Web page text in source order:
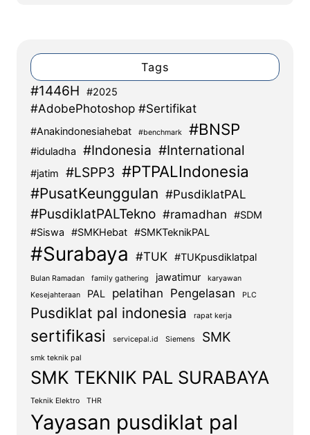
Tags
#1446H #2025
#AdobePhotoshop #Sertifikat
#Anakindonesiahebat #benchmark #BNSP
#iduladha #Indonesia #International
#jatim #LSPP3 #PTPALIndonesia
#PusatKeunggulan #PusdiklatPAL
#PusdiklatPALTekno #ramadhan
#SDM
#Siswa
#SMKHebat #SMKTeknikPAL
#Surabaya #TUK #TUKpusdiklatpal
Bulan Ramadan family gathering jawatimur
karyawan
Kesejahteraan
PAL pelatihan Pengelasan PLC
Pusdiklat pal indonesia rapat kerja
sertifikasi servicepal.id Siemens SMK
smk teknik pal
SMK TEKNIK PAL SURABAYA
Teknik Elektro THR
Yayasan pusdiklat pal